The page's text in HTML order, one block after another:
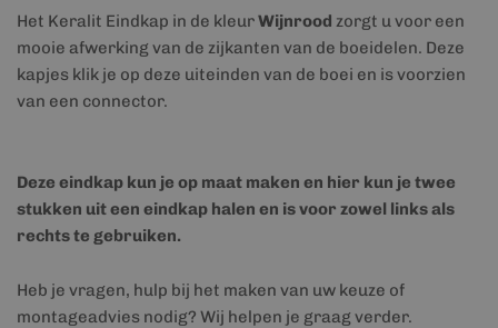
Het Keralit Eindkap in de kleurWijnrood zorgt u voor een
mooie afwerking van de zijkanten van de boeidelen. Deze
kapjes klik je op deze uiteinden van de boei en is voorzien
van een connector.
Deze eindkap kun je op maat maken en hier kun je twee
stukken uit een eindkap halen en is voor zowel links als
rechts te gebruiken.
Heb je vragen, hulp bij het maken van uw keuze of
montageadvies nodig? Wij helpen je graag verder.